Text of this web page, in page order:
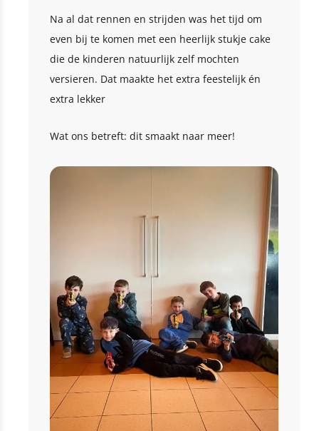
Na al dat rennen en strijden was het tijd om
even bij te komen met een heerlijk stukje cake
die de kinderen natuurlijk zelf mochten
versieren. Dat maakte het extra feestelijk én
extra lekker
Wat ons betreft: dit smaakt naar meer!